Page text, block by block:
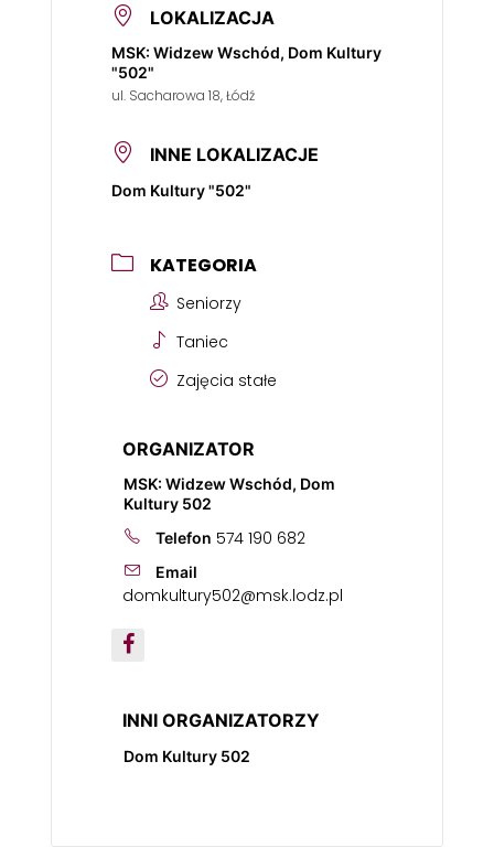
LOKALIZACJA
MSK: Widzew Wschód, Dom Kultury
"502"
ul. Sacharowa 18, Łódź
INNE LOKALIZACJE
Dom Kultury "502"
KATEGORIA
Seniorzy
Taniec
Zajęcia stałe
ORGANIZATOR
MSK: Widzew Wschód, Dom
Kultury 502
Telefon 574 190 682
Email
domkultury502@msk.lodz.pl
INNI ORGANIZATORZY
Dom Kultury 502